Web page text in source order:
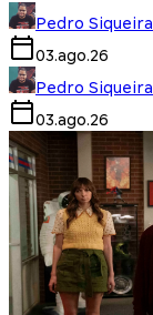
Pedro Siqueira
03.ago.26
Pedro Siqueira
03.ago.26